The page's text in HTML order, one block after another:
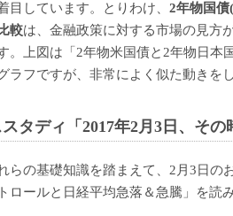
目しています。とりわけ、 2年物国
較は、金融政策に対する市場の見方
。上図は「2年物米国債と2年物日本
ラフですが、非常によく似た動きを
タディ「2017年2月3日、その
らの基礎知識を踏まえて、2月3日の
ロールと日経平均急落＆急騰」を読